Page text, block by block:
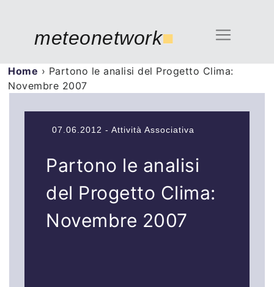
meteonetwork■
Home › Partono le analisi del Progetto Clima:
Novembre 2007
07.06.2012 - Attività Associativa
Partono le analisi
del Progetto Clima:
Novembre 2007